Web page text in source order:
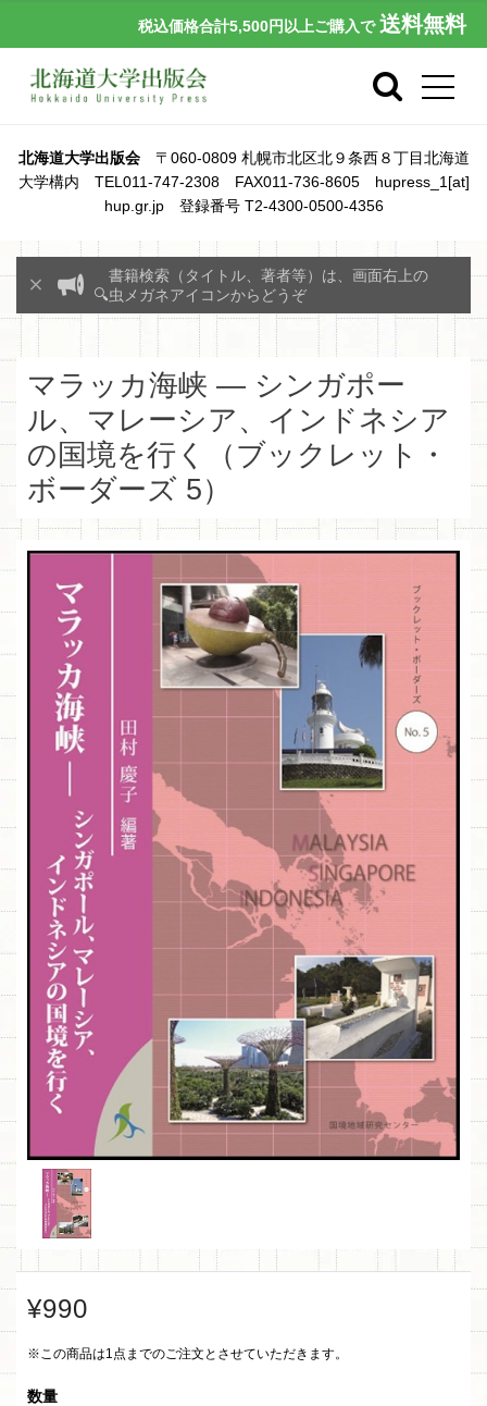
税込価格合計5,500円以上ご購入で 送料無料
北海道大学出版会〒060-0809 札幌市北区北９条西８丁目北海道
大学構内 TEL011-747-2308 FAX011-736-8605 hupress_1[at]
hup.gr.jp 登録番号 T2-4300-0500-4356
書籍検索（タイトル、著者等）は、画面右上の
🔍虫メガネアイコンからどうぞ
マラッカ海峡 ― シンガポー
ル、マレーシア、インドネシア
の国境を行く（ブックレット・
ボーダーズ 5）
¥990
※この商品は1点までのご注文とさせていただきます。
数量